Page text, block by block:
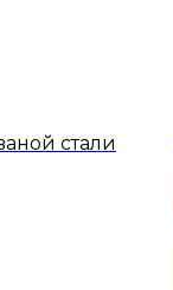
стали